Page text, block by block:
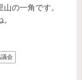
の一角です。
会